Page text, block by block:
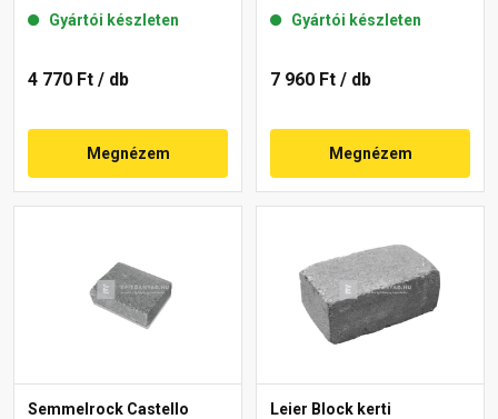
Gyártói készleten
4 770 Ft / db
Megnézem
Gyártói készleten
7 960 Ft / db
Megnézem
Semmelrock Castello
Leier Block kerti